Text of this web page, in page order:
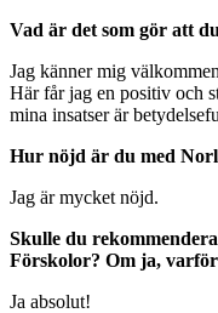
Vad är det som gör att
Jag känner mig
Här får jag en positiv och
mina insatser är
Hur nöjd är du med
Jag är mycket nöjd.
Skulle du
Förskolor? Om ja,
Ja absolut!